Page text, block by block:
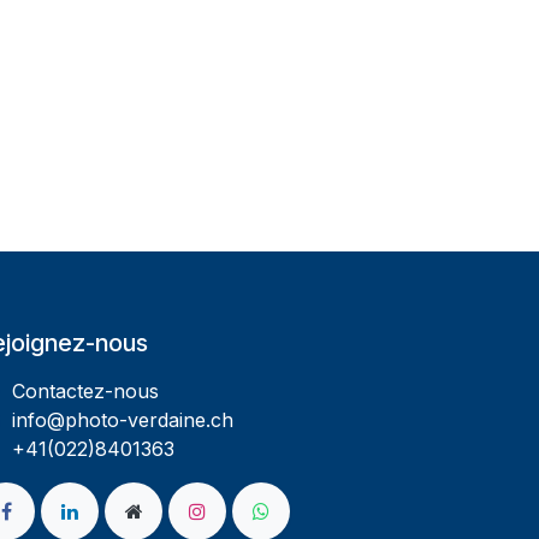
nous
Contactez-nous
info@photo-verdaine.ch​
​​+41(022)8401363